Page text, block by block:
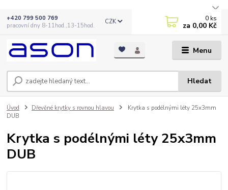
Menu
CZK
Hledat
+420 799 500 769
pracovní dny 8-11hod.,13-15hod.
0 ks
za 0,00 Kč
Úvod Dřevěné krytky s rovnou hlavou
Krytka s podélnými léty 25x3mm
DUB
Krytka s podélnými léty 25x3mm
DUB